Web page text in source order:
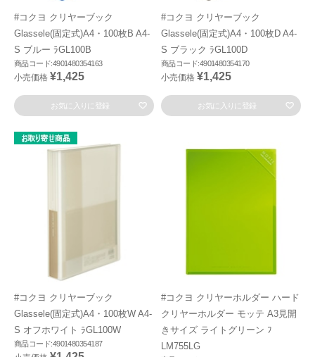
#コクヨ クリヤーブック
Glassele(固定式)A4・100枚B A4-
S ブルー ﾗGL100B
商品コード:4901480354163
小売価格 ¥1,425
お気に入りに登録
#コクヨ クリヤーブック
Glassele(固定式)A4・100枚D A4-
S ブラック ﾗGL100D
商品コード:4901480354170
小売価格 ¥1,425
お気に入りに登録
#コクヨ クリヤーブック
Glassele(固定式)A4・100枚W A4-
S オフホワイト ﾗGL100W
商品コード:4901480354187
#コクヨ クリヤーホルダー ハード
クリヤーホルダー モッテ A3見開
きサイズ ライトグリーン ﾌ
LM755LG